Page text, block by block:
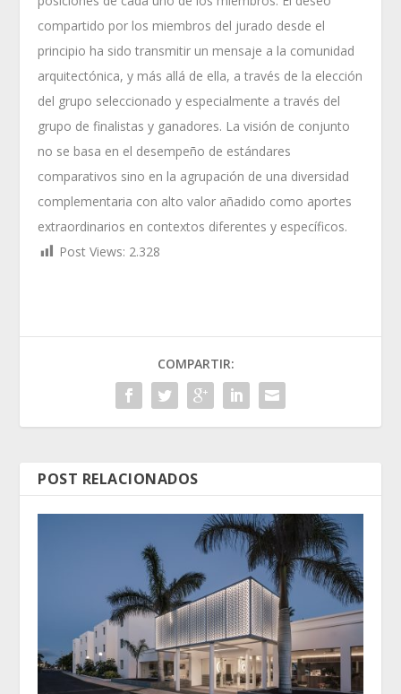
compartido por los miembros del jurado desde el
principio ha sido transmitir un mensaje a la comunidad
arquitectónica, y más allá de ella, a través de la elección
del grupo seleccionado y especialmente a través del
grupo de finalistas y ganadores. La visión de conjunto
no se basa en el desempeño de estándares
comparativos sino en la agrupación de una diversidad
complementaria con alto valor añadido como aportes
extraordinarios en contextos diferentes y específicos.
Post Views: 2.328
COMPARTIR:
POST RELACIONADOS